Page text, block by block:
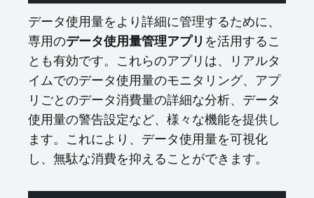
データ使用量をより詳細に管理するために、
専用のデータ使用量管理アプリ を活用するこ
とも有効です。これらのアプリは、リアルタ
イムでのデータ使用量のモニタリング、アプ
リごとのデータ消費量の詳細な分析、データ
使用量の警告設定など、様々な機能を提供し
ます。これにより、データ使用量を可視化
し、無駄な消費を抑えることができます。